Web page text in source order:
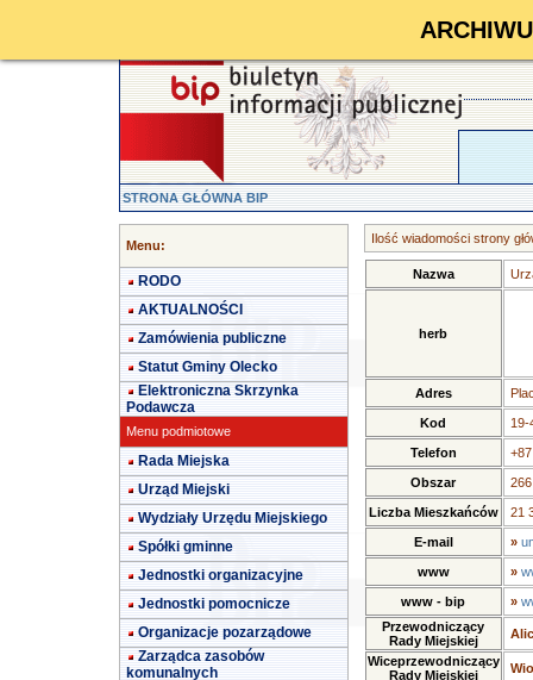
STRONA GŁÓWNA BIP
Menu:
RODO
AKTUALNOŚCI
Zamówienia publiczne
Statut Gminy Olecko
Elektroniczna Skrzynka
Podawcza
Menu podmiotowe
Rada Miejska
Urząd Miejski
Wydziały Urzędu Miejskiego
Spółki gminne
Jednostki organizacyjne
Jednostki pomocnicze
Organizacje pozarządowe
Zarządca zasobów
komunalnych
Ilość wiadomości strony
Nazwa
herb
Adres
Kod 19-
Telefon
Obszar
Liczba Mieszkańców 21
E-mail »
www »
www - bip »
Przewodniczący
Rady Miejskiej
Wiceprzewodniczący
Rady Miejskiej